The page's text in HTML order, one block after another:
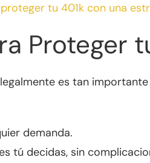
tu 401k con una
Proteger
es tan
demanda.
tú decidas, sin